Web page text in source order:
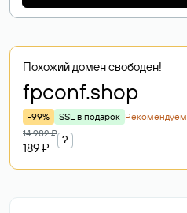
Похожий домен свободен!
fpconf.shop
-99% SSL в подарок Рекомендуем
14 982 ₽
189 ₽
?